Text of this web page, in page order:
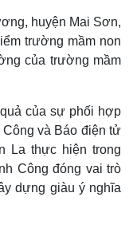
huyện Mai Sơn,
trường mầm non
của trường mầm
của sự phối hợp
và Báo điện tử
La thực hiện trong
Công đóng vai trò
dựng giàu ý nghĩa